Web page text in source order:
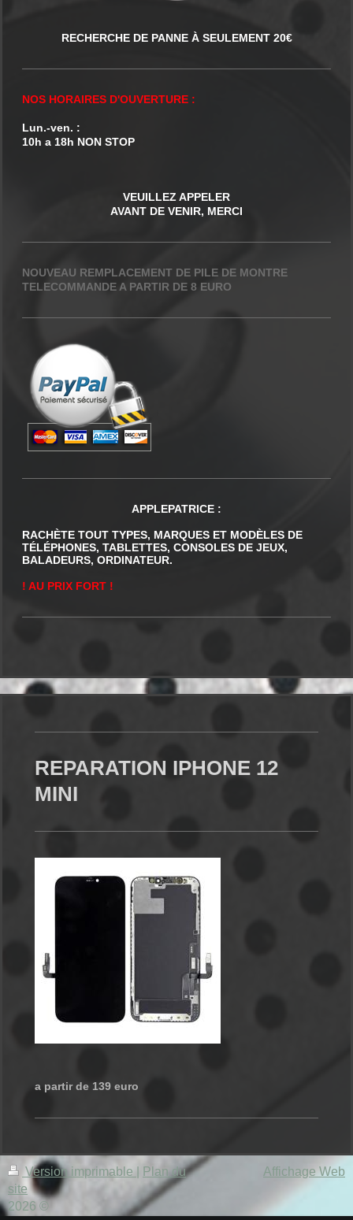
RECHERCHE DE PANNE À SEULEMENT 20€
NOS HORAIRES D'OUVERTURE :
Lun.-ven. :
10h a 18h NON STOP
VEUILLEZ APPELER
AVANT DE VENIR, MERCI
NOUVEAU REMPLACEMENT DE PILE DE MONTRE
TELECOMMANDE A PARTIR DE 8 EURO
APPLEPATRICE :
RACHÈTE TOUT TYPES, MARQUES ET MODÈLES DE
TÉLÉPHONES, TABLETTES, CONSOLES DE JEUX,
BALADEURS, ORDINATEUR.
! AU PRIX FORT !
REPARATION IPHONE 12
MINI
a partir de 139 euro
Version imprimable
Plan du
site
2026 ©
Affichage Web